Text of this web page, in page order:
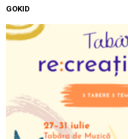
GOKID